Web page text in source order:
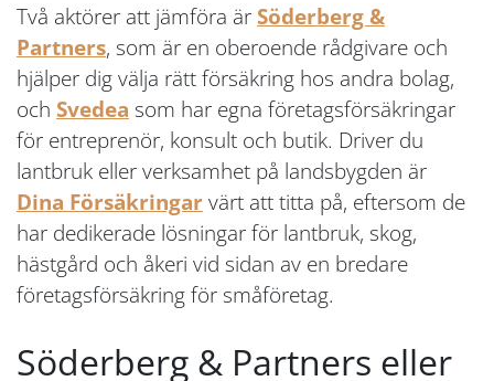
Två aktörer att jämföra är Söderberg &
Partners, som är en oberoende rådgivare och
hjälper dig välja rätt försäkring hos andra bolag,
och Svedea som har egna företagsförsäkringar
för entreprenör, konsult och butik. Driver du
lantbruk eller verksamhet på landsbygden är
Dina Försäkringarvärt att titta på, eftersom de
har dedikerade lösningar för lantbruk, skog,
hästgård och åkeri vid sidan av en bredare
företagsförsäkring för småföretag.
Söderberg & Partners eller